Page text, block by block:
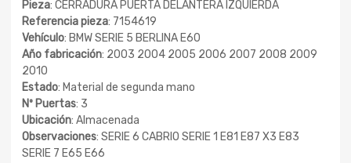
Pieza: CERRADURA PUERTA DELANTERA IZQUIERDA
Referencia pieza: 7154619
Vehículo: BMW SERIE 5 BERLINA E60
Año fabricación: 2003 2004 2005 2006 2007 2008 2009
2010
Estado: Material de segunda mano
Nº Puertas: 3
Ubicación: Almacenada
Observaciones: SERIE 6 CABRIO SERIE 1 E81 E87 X3 E83
SERIE 7 E65 E66